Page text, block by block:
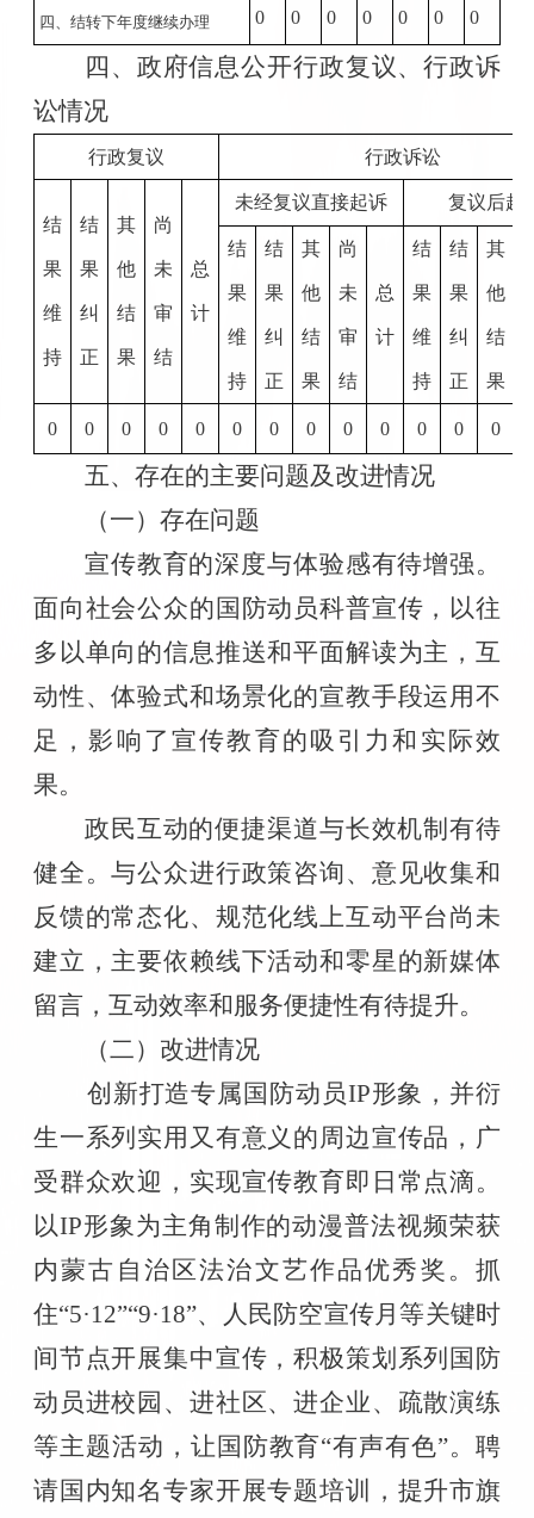
四、结转下年度继续办理 0 0 0 0 0 0 0
四、政府信息公开行政复议、行政诉
讼情况
行政复议 行政诉讼
结
果
维
持
结
果
纠
正
其
他
结
果
尚
未
审
结
总
计
未经复议直接起诉 复议后起
结
果
维
持
结
果
纠
正
其
他
结
果
尚
未
审
结
总
计
结
果
维
持
结
果
纠
正
其
他
结
果
0 0 0 0 0 0 0 0 0 0 0 0 0
五、存在的主要问题及改进情况
（一）存在问题
宣传教育的深度与体验感有待增强。
面向社会公众的国防动员科普宣传，以往
多以单向的信息推送和平面解读为主，互
动性、体验式和场景化的宣教手段运用不
足，影响了宣传教育的吸引力和实际效
果。
政民互动的便捷渠道与长效机制有待
健全。与公众进行政策咨询、意见收集和
反馈的常态化、规范化线上互动平台尚未
建立，主要依赖线下活动和零星的新媒体
留言，互动效率和服务便捷性有待提升。
（二） 改进情况
创新打造专属国防动员IP形象，并衍
生一系列实用又有意义的周边宣传品，广
受群众欢迎，实现宣传教育即日常点滴。
以IP形象为主角制作的动漫普法视频荣获
内蒙古自治区法治文艺作品优秀奖。抓
住“5·12”“9·18”、人民防空宣传月等关键时
间节点开展集中宣传，积极策划系列国防
动员进校园、进社区、进企业、疏散演练
等主题活动，让国防教育“有声有色”。聘
请国内知名专家开展专题培训，提升市旗